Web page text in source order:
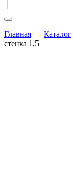
Главная — Каталог
стенка 1,5